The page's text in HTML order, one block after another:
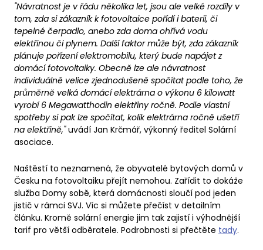
"Návratnost je v řádu několika let, jsou ale velké rozdíly v
tom, zda si zákazník k fotovoltaice pořídí i baterii, či
tepelné čerpadlo, anebo zda doma ohřívá vodu
elektřinou či plynem. Další faktor může být, zda zákazník
plánuje pořízení elektromobilu, který bude napájet z
domácí fotovoltaiky. Obecně lze ale návratnost
individuálně velice zjednodušeně spočítat podle toho, že
průměrně velká domácí elektrárna o výkonu 6 kilowatt
vyrobí 6 Megawatthodin elektřiny ročně. Podle vlastní
spotřeby si pak lze spočítat, kolik elektrárna ročně ušetří
na elektřině,"uvádí Jan Krčmář, výkonný ředitel Solární
asociace.
Naštěstí to neznamená, že obyvatelé bytových domů v
Česku na fotovoltaiku přejít nemohou. Zařídit to dokáže
služba Domy sobě, která domácnosti sloučí pod jeden
jistič v rámci SVJ. Víc si můžete přečíst v detailním
článku. Kromě solární energie jim tak zajistí i výhodnější
tarif pro větší odběratele. Podrobnosti si přečtěte tady.